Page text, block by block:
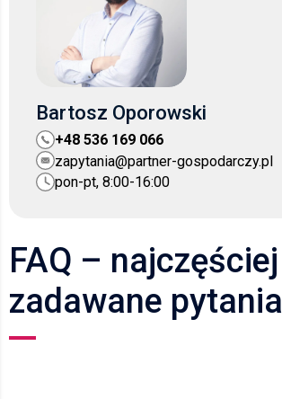
Bartosz Oporowski
+48 536 169 066
zapytania@partner-gospodarczy.pl
pon-pt, 8:00-16:00
FAQ – najczęściej
zadawane pytania